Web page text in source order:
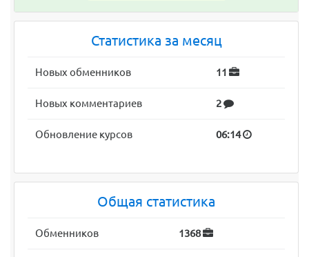
Статистика за месяц
Новых обменников 11
Новых комментариев 2
Обновление курсов 06:14
Общая статистика
Обменников 1368